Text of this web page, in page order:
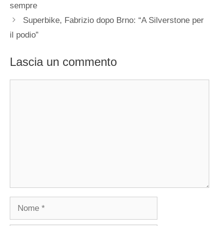
sempre
Superbike, Fabrizio dopo Brno: “A Silverstone per
il podio”
Lascia un commento